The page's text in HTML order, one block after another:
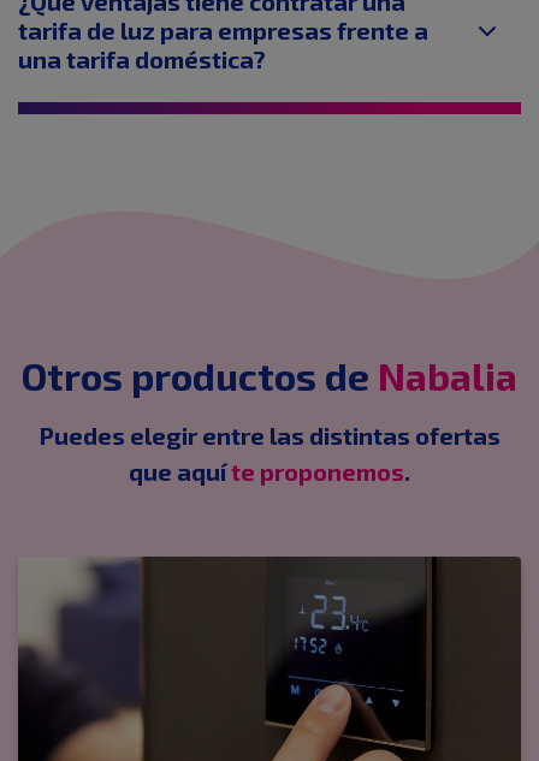
tarifa de luz para empresas frente a
una tarifa doméstica?
Otros productos de Nabalia
Puedes elegir entre las distintas ofertas
que aquíte proponemos.